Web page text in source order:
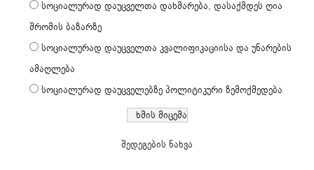
სოციალურად დაუცველთა დახმარება, დასაქმდეს ღია
შრომის ბაზარზე
სოციალურად დაუცველთა კვალიფიკაციისა და უნარების
ამაღლება
სოციალურად დაუცველებზე პოლიტიკური ზემოქმედება
შედეგების ნახვა